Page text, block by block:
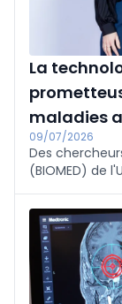
La
maladies
09/07/2026
Des
(BIOMED) de
technologie
traitement